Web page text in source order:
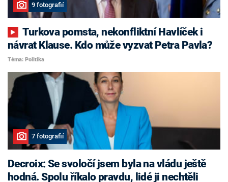
9 fotografií
Turkova pomsta, nekonfliktní Havlíček i
návrat Klause. Kdo může vyzvat Petra Pavla?
Téma: Politika
7 fotografií
Decroix: Se svoločí jsem byla na vládu ještě
hodná. Spolu říkalo pravdu, lidé ji nechtěli